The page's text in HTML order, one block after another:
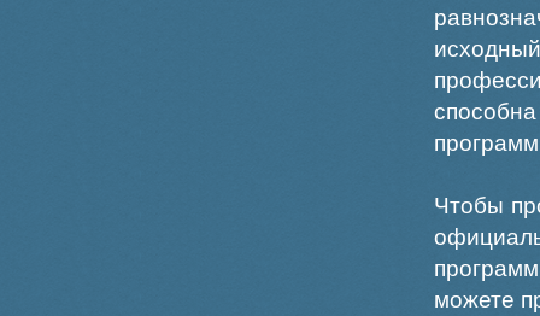
Чтобы
можете